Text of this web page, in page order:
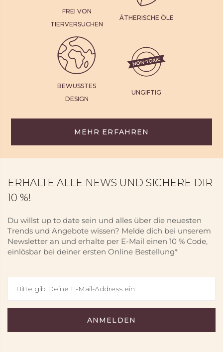
FREI VON
TIERVERSUCHEN
ÄTHERISCHE ÖLE
BEWUSSTES
DESIGN
UNGIFTIG
MEHR ERFAHREN
ERHALTE ALLE NEWS UND SICHERE DIR
10 %!
Du willst up to date sein und alles über die neuesten
Trends und Angebote wissen? Melde dich bei unserem
Newsletter an und erhalte per E-Mail einen 10 % Code,
einlösbar bei deiner ersten Online Bestellung*